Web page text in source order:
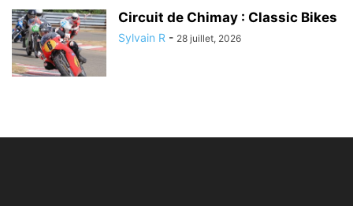
Circuit de Chimay : Classic Bikes
Sylvain R - 28 juillet, 2026